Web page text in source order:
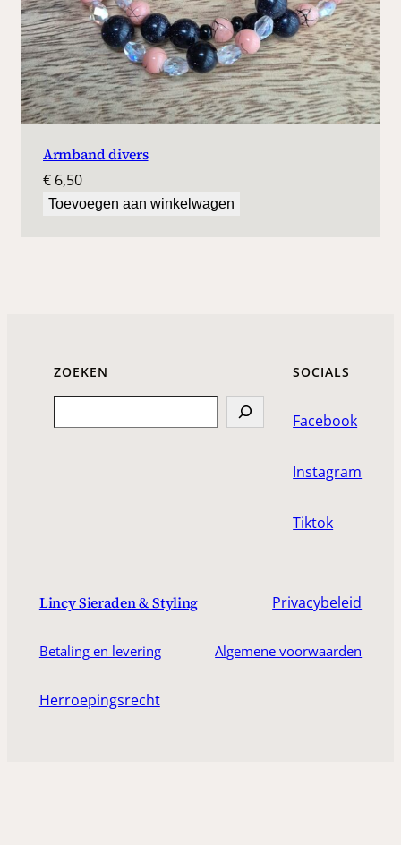
Armband divers
€ 6,50
Toevoegen aan winkelwagen
ZOEKEN SOCIALS
Facebook
Instagram
Tiktok
Lincy Sieraden & Styling Privacybeleid
Betaling en levering Algemene voorwaarden
Herroepingsrecht